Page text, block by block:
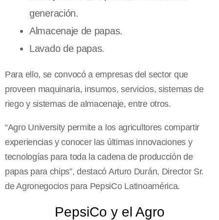
generación.
Almacenaje de papas.
Lavado de papas.
Para ello, se convocó a empresas del sector que
proveen maquinaria, insumos, servicios, sistemas de
riego y sistemas de almacenaje, entre otros.
“Agro University permite a los agricultores compartir
experiencias y conocer las últimas innovaciones y
tecnologías para toda la cadena de producción de
papas para chips”, destacó Arturo Durán, Director Sr.
de Agronegocios para PepsiCo Latinoamérica.
PepsiCo y el Agro